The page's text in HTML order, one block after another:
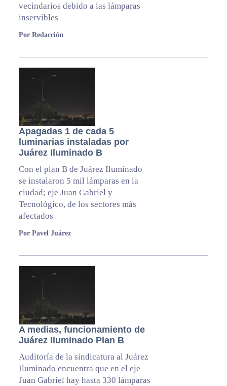
vecindarios debido a las lámparas
inservibles
Por Redacción
Apagadas 1 de cada 5
luminarias instaladas por
Juárez Iluminado B
Con el plan B de Juárez Iluminado
se instalaron 5 mil lámparas en la
ciudad; eje Juan Gabriel y
Tecnológico, de los sectores más
afectados
Por Pavel Juárez
A medias, funcionamiento de
Juárez Iluminado Plan B
Auditoría de la sindicatura al Juárez
Iluminado encuentra que en el eje
Juan Gabriel hay hasta 330 lámparas